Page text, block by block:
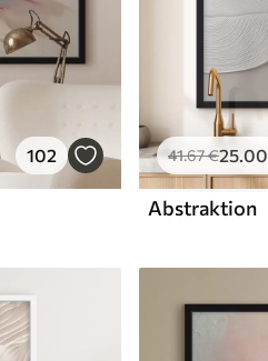
102 41.67€25.00
Abstraktion